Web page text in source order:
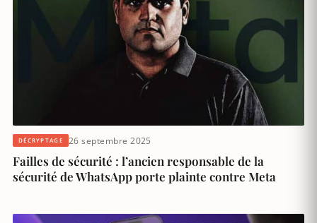
DÉCRYPTAGE 26 septembre 2025
Failles de sécurité : l’ancien responsable de la
sécurité de WhatsApp porte plainte contre Meta